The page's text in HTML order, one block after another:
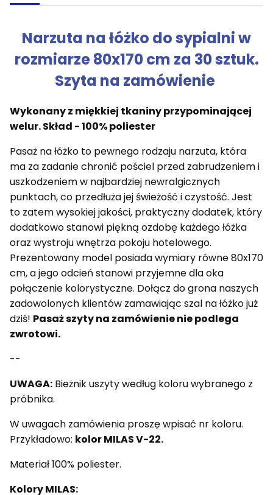
Narzuta na łóżko do sypialni w
rozmiarze 80x170 cm za 30 sztuk.
Szyta na zamówienie
Wykonany z miękkiej tkaniny przypominającej
welur. Skład - 100% poliester
Pasaż na łóżko to pewnego rodzaju narzuta, która
ma za zadanie chronić pościel przed zabrudzeniem i
uszkodzeniem w najbardziej newralgicznych
punktach, co przedłuża jej świeżość i czystość. Jest
to zatem wysokiej jakości, praktyczny dodatek, który
dodatkowo stanowi piękną ozdobę każdego łóżka
oraz wystroju wnętrza pokoju hotelowego.
Prezentowany model posiada wymiary równe 80x170
cm, a jego odcień stanowi przyjemne dla oka
połączenie kolorystyczne. Dołącz do grona naszych
zadowolonych klientów zamawiając szal na łóżko już
dziś! Pasaż szyty na zamówienie nie podlega
zwrotowi.
--
UWAGA: Bieżnik uszyty według koloru wybranego z
próbnika.
W uwagach zamówienia proszę wpisać nr koloru.
Przykładowo: kolor MILAS V-22.
Materiał 100% poliester.
Kolory MILAS: